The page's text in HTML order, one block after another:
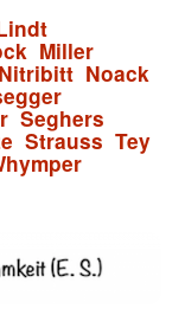
Miller
Nitribitt Noack
Seghers
Strauss Tey